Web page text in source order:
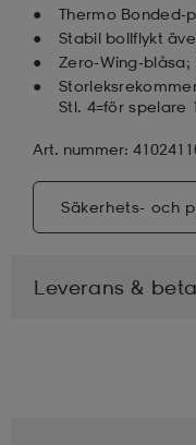
Thermo Bonded-
Stabil bollflykt
Zero-Wing-
Stl. 4=för spelare
Art. nummer:
Säkerhets- och
Leverans &